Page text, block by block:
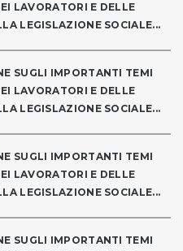
LAVORATORI E DELLE
LEGISLAZIONE SOCIALE...
SUGLI IMPORTANTI TEMI
LAVORATORI E DELLE
LEGISLAZIONE SOCIALE...
SUGLI IMPORTANTI TEMI
LAVORATORI E DELLE
LEGISLAZIONE SOCIALE...
SUGLI IMPORTANTI TEMI